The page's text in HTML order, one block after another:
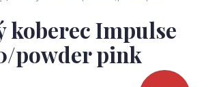
koberec Impulse
powder pink